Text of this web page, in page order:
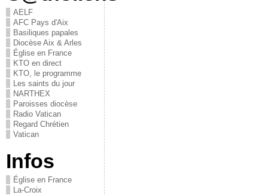
AELF
AFC Pays d'Aix
Basiliques papales
Diocèse Aix & Arles
Église en France
KTO en direct
KTO, le programme
Les saints du jour
NARTHEX
Paroisses diocèse
Radio Vatican
Regard Chrétien
Vatican
Infos
Église en France
La-Croix